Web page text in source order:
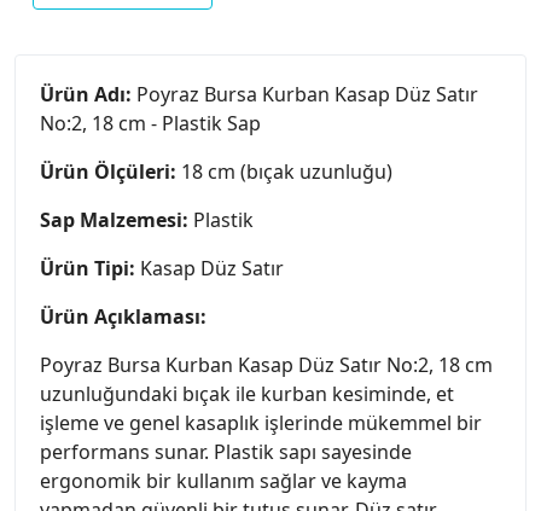
Ürün Adı: Poyraz Bursa Kurban Kasap Düz Satır
No:2, 18 cm - Plastik Sap
Ürün Ölçüleri: 18 cm (bıçak uzunluğu)
Sap Malzemesi: Plastik
Ürün Tipi: Kasap Düz Satır
Ürün Açıklaması:
Poyraz Bursa Kurban Kasap Düz Satır No:2, 18 cm
uzunluğundaki bıçak ile kurban kesiminde, et
işleme ve genel kasaplık işlerinde mükemmel bir
performans sunar. Plastik sapı sayesinde
ergonomik bir kullanım sağlar ve kayma